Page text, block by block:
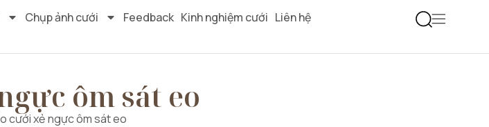
Chụp ảnh cưới Feedback Kinh nghiệm cưới Liên hệ
ôm sát eo
cưới xẻ ngực ôm sát eo